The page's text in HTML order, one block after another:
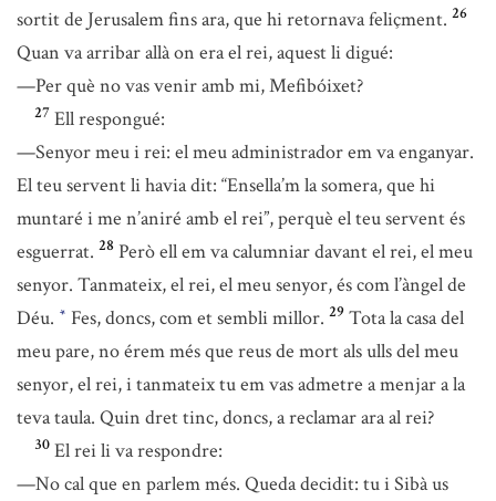
sortit de Jerusalem fins ara, que hi retornava feliçment. 26
Quan va arribar allà on era el rei, aquest li digué:
—Per què no vas venir amb mi, Mefibóixet?
27 Ell respongué:
—Senyor meu i rei: el meu administrador em va enganyar.
El teu servent li havia dit: “Ensella’m la somera, que hi
muntaré i me n’aniré amb el rei”, perquè el teu servent és
esguerrat. 28 Però ell em va calumniar davant el rei, el meu
senyor. Tanmateix, el rei, el meu senyor, és com l’àngel de
Déu. * Fes, doncs, com et sembli millor. 29 Tota la casa del
meu pare, no érem més que reus de mort als ulls del meu
senyor, el rei, i tanmateix tu em vas admetre a menjar a la
teva taula. Quin dret tinc, doncs, a reclamar ara al rei?
30 El rei li va respondre:
—No cal que en parlem més. Queda decidit: tu i Sibà us